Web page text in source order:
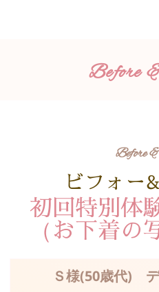
Before
Before
ビフォー
初回特別体
（お下着
Ｓ様(50歳代)